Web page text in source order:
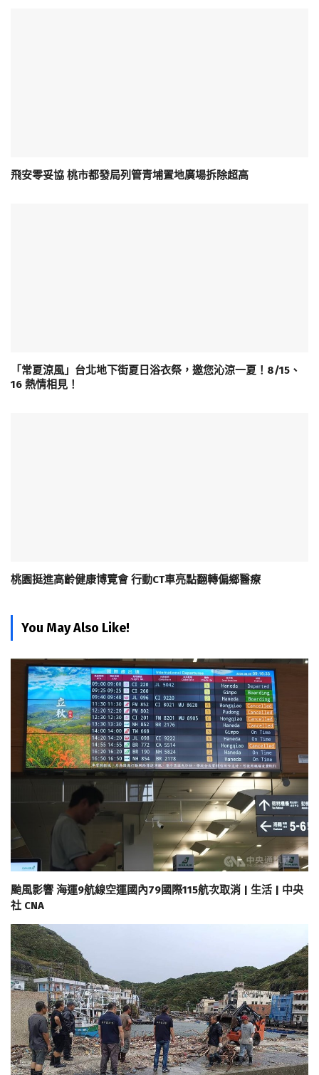
飛安零妥協 桃市都發局列管青埔置地廣場拆除超高
「常夏涼風」台北地下街夏日浴衣祭，邀您沁涼一夏！8/15、
16 熱情相見！
桃園挺進高齡健康博覽會 行動CT車亮點翻轉偏鄉醫療
You May Also Like!
颱風影響 海運9航線空運國內79國際115航次取消 | 生活 | 中央
社 CNA